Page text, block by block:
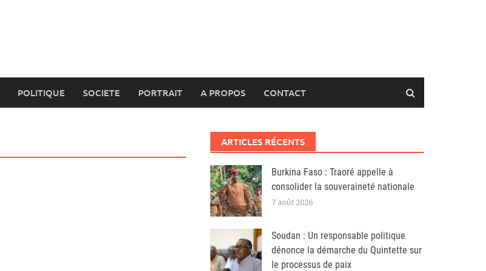
POLITIQUE SOCIETE PORTRAIT A PROPOS CONTACT
ARTICLES RÉCENTS
Burkina Faso : Traoré appelle à
consolider la souveraineté nationale
7 août 2026
Soudan : Un responsable politique
dénonce la démarche du Quintette sur
le processus de paix